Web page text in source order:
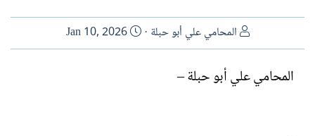
ا
ل
ا
المحامي علي أبو حبلة
ت
ا
Jan 10, 2026
المحامي علي أبو حبلة –